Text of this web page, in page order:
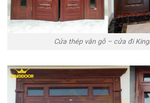
Cửa thép vân gỗ – cửa đi